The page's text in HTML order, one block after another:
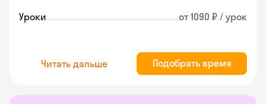
Уроки от 1090 ₽ / урок
Читать дальше Подобрать время